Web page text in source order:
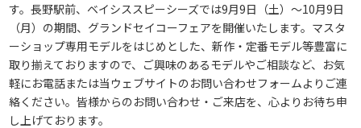
す。長野駅前、ベイシススピーシーズでは9月9日（土）～10月9日
（月）の期間、グランドセイコーフェアを開催いたします。マスタ
ーショップ専用モデルをはじめとした、新作・定番モデル等豊富に
取り揃えておりますので、ご興味のあるモデルやご相談など、お気
軽にお電話または当ウェブサイトのお問い合わせフォームよりご連
絡ください。皆様からのお問い合わせ・ご来店を、心よりお待ち申
し上げております。